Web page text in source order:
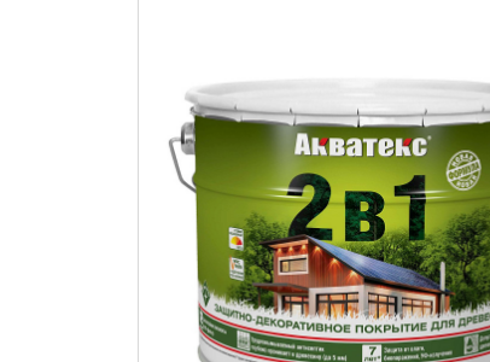
Ещё 2
Электро-